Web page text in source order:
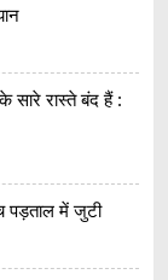
सारे रास्ते बंद हैं :
पड़ताल में जुटी